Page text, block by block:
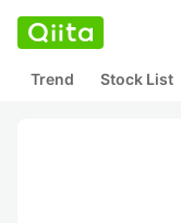
Trend Stock List